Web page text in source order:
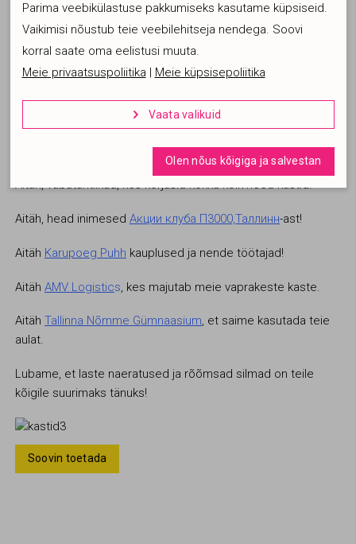
Aitäh, kõikidele koolidele, lasteaedadele, huviringidele,
sõpruskondadele ja ettevõttetele, kes aitasid panustada
laste heaolusse ja lisasid neile vaprust juurde.
Aitäh head inimesed, kes organiseerisid meile tugevad
kastid, kus mänguasjad on turvaliselt pakitud! Aitäh Marko
Aitäh, vabatahtlikud, kes korjasid kokku kõik need kastid!
Aitäh, head inimesed Акции клуба П3000,Таллинн-ast!
Aitäh Karupoeg Puhh kauplused ja nende töötajad!
Aitäh AMV Logistics, kes majutab meie vaprakeste kaste.
Aitäh Tallinna Nõmme Gümnaasium, et saime kasutada teie
aulat.
Lubame, et laste naeratused ja rõõmsad silmad on teile
kõigile suurimaks tänuks!
Soovin toetada
Parima veebikülastuse pakkumiseks kasutame küpsiseid.
Vaikimisi nõustub teie veebilehitseja nendega. Soovi
korral saate oma eelistusi muuta.
Meie privaatsuspoliitika
Meie küpsisepoliitika
 Vaata valikuid
toimimiseks. Seadusega lubatud kohustuslikud
sarnaseid tehnoloogiaid) on mõeldud selleks, et
pakkuda Sulle personaalsemat kogemust ja
saamiseks vaata meie küpsisepoliitikat.
Olen nõus ja salvestan
Olen nõus kõigiga ja salvestan